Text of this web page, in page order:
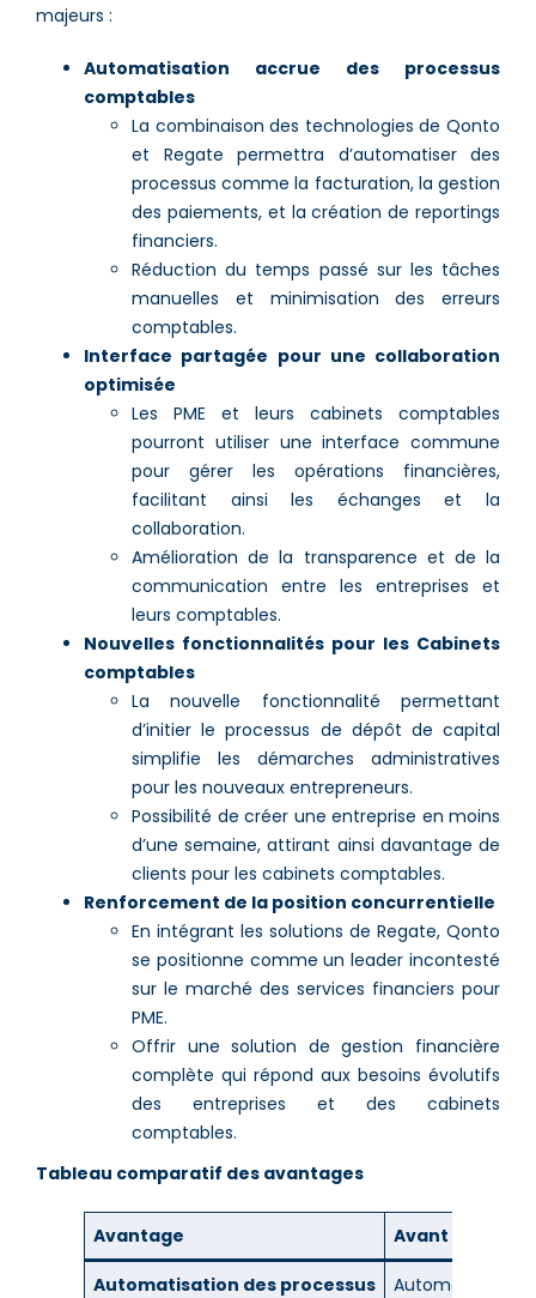
majeurs :
Automatisation accrue des processus
comptables
La combinaison des technologies de Qonto
et Regate permettra d’automatiser des
processus comme la facturation, la gestion
des paiements, et la création de reportings
financiers.
Réduction du temps passé sur les tâches
manuelles et minimisation des erreurs
comptables.
Interface partagée pour une collaboration
optimisée
Les PME et leurs cabinets comptables
pourront utiliser une interface commune
pour gérer les opérations financières,
facilitant ainsi les échanges et la
collaboration.
Amélioration de la transparence et de la
communication entre les entreprises et
leurs comptables.
Nouvelles fonctionnalités pour les Cabinets
comptables
La nouvelle fonctionnalité permettant
d’initier le processus de dépôt de capital
simplifie les démarches administratives
pour les nouveaux entrepreneurs.
Possibilité de créer une entreprise en moins
d’une semaine, attirant ainsi davantage de
clients pour les cabinets comptables.
Renforcement de la position concurrentielle
En intégrant les solutions de Regate, Qonto
se positionne comme un leader incontesté
sur le marché des services financiers pour
PME.
Offrir une solution de gestion financière
complète qui répond aux besoins évolutifs
des entreprises et des cabinets
comptables.
Tableau comparatif des avantages
Avantage Avant rachat
Automatisation des processus
Automatisation